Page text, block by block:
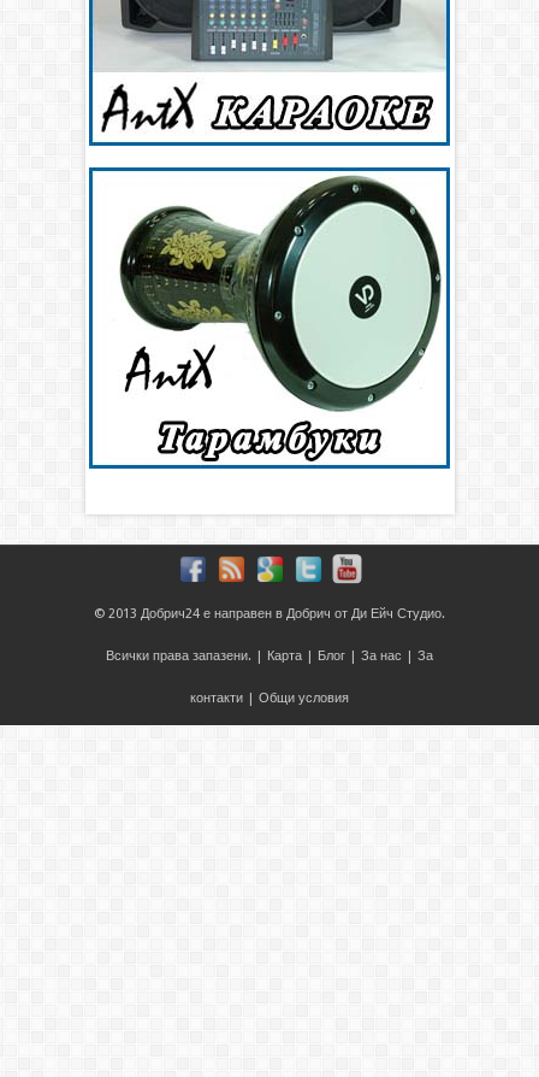
© 2013 Добрич24 е направен в Добрич от Ди Ейч Студио.
Всички права запазени. | Карта | Блог | За нас | За
контакти | Общи условия